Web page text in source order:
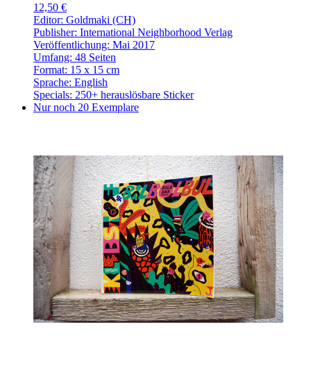
12,50 €
Editor: Goldmaki (CH)
Publisher: International Neighborhood Verlag
Veröffentlichung: Mai 2017
Umfang: 48 Seiten
Format: 15 x 15 cm
Sprache: English
Specials: 250+ herauslösbare Sticker
Nur noch 20 Exemplare